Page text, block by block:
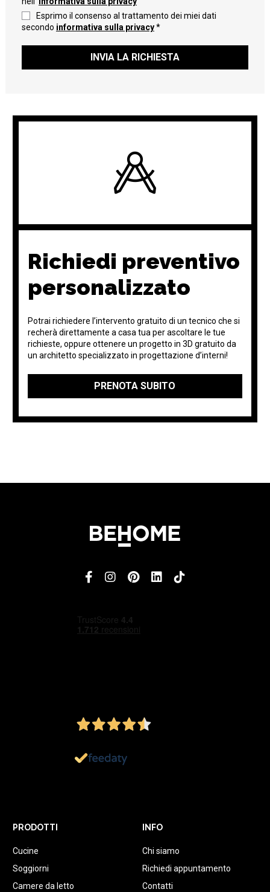
Esprimo il consenso al trattamento dei miei dati
secondo informativa sulla privacy*
INVIA LA RICHIESTA
Richiedi preventivo
personalizzato
Potrai richiedere l’intervento gratuito di un tecnico che si
recherà direttamente a casa tua per ascoltare le tue
richieste, oppure ottenere un progetto in 3D gratuito da
un architetto specializzato in progettazione d’interni!
PRENOTA SUBITO
PRODOTTI
Cucine
Soggiorni
Camere da letto
INFO
Chi siamo
Richiedi appuntamento
Contatti